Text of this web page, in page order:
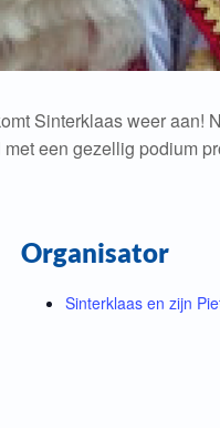
Sinterklaas weer aan!
een gezellig podium
Organisator
Sinterklaas en zijn